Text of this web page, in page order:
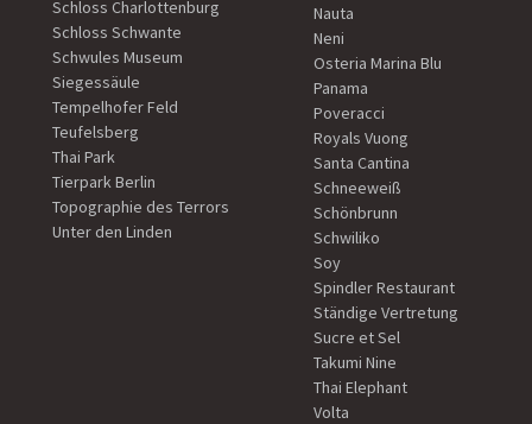
Schloss Charlottenburg
Schloss Schwante
Schwules Museum
Siegessäule
Tempelhofer Feld
Teufelsberg
Thai Park
Tierpark Berlin
Topographie des Terrors
Unter den Linden
Nauta
Neni
Osteria Marina Blu
Panama
Poveracci
Royals Vuong
Santa Cantina
Schneeweiß
Schönbrunn
Schwiliko
Soy
Spindler Restaurant
Ständige Vertretung
Sucre et Sel
Takumi Nine
Thai Elephant
Volta